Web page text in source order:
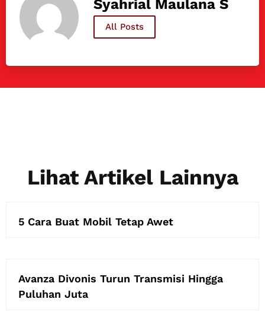
Syahrial Maulana S
All Posts
Lihat Artikel Lainnya
5 Cara Buat Mobil Tetap Awet
Avanza Divonis Turun Transmisi Hingga
Puluhan Juta